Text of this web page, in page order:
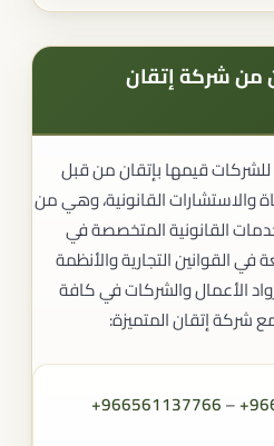
من شركة إتقان
للشركات قيمها بإتقان من قبل
والاستشارات القانونية، وهي من
القانونية المتخصصة في
في القوانين التجارية والأنظمة
الأعمال والشركات في كافة
شركة إتقان المتميزة:
+966561137766– ‎